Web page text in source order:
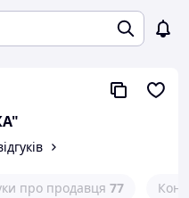
про продавця 77